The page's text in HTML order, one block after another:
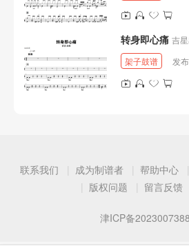
转身即心痛 吉
架子鼓谱
发
联系我们 成为制谱者 帮助中心
版权问题
留言反馈
津ICP备